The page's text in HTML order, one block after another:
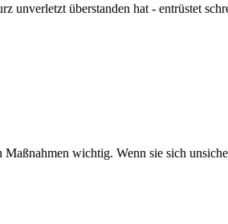
unverletzt überstanden hat - entrüstet
wichtig. Wenn sie sich